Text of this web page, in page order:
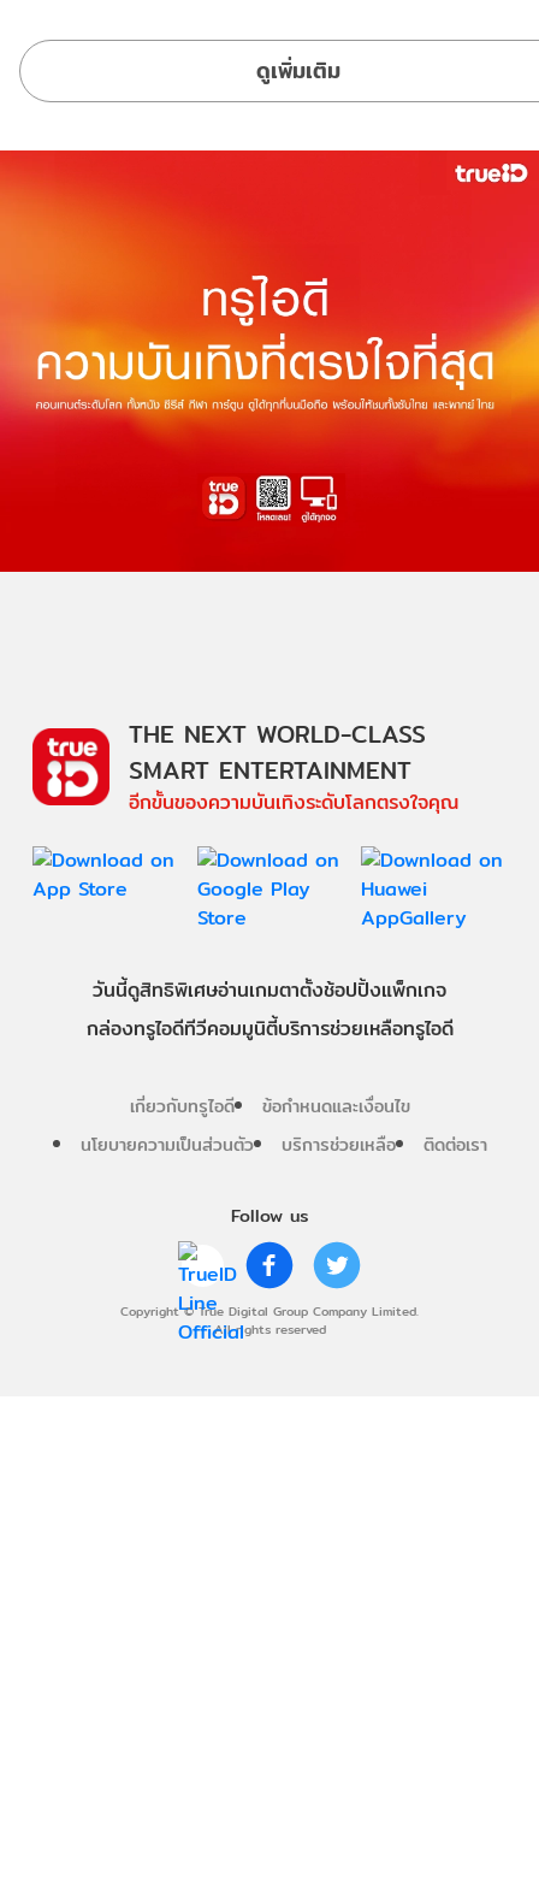
ดูเพิ่มเติม
Follow us
Copyright © True Digital Group Company Limited.
All rights reserved
THE NEXT WORLD-CLASS
SMART ENTERTAINMENT
อีกขั้นของความบันเทิงระดับโลกตรงใจคุณ
วันนี้ดูสิทธิพิเศษอ่านเกมตาตั้งช้อปปิ้งแพ็กเกจ
กล่องทรูไอดีทีวีคอมมูนิตี้บริการช่วยเหลือทรูไอดี
เกี่ยวกับทรูไอดี
ข้อกำหนดและเงื่อนไข
นโยบายความเป็นส่วนตัว
บริการช่วยเหลือ ติดต่อเรา